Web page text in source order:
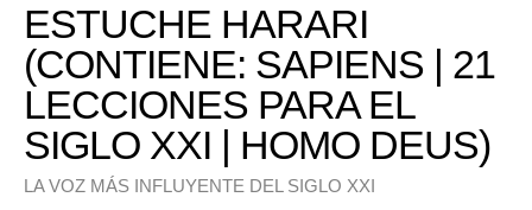
ESTUCHE HARARI
(CONTIENE: SAPIENS | 21
LECCIONES PARA EL
SIGLO XXI | HOMO DEUS)
LA VOZ MÁS INFLUYENTE DEL SIGLO XXI